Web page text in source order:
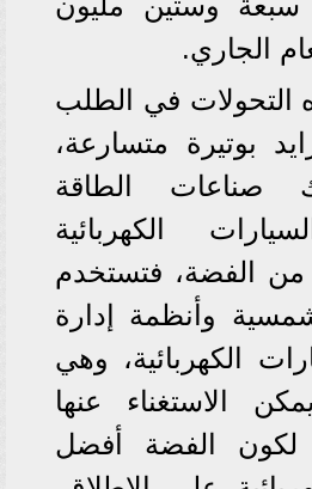
الجاري.
التحولات في الطلب
بوتيرة متسارعة،
صناعات الطاقة
الكهربائية
من الفضة، فتستخدم
وأنظمة إدارة
الكهربائية، وهي
الاستغناء عنها
لكون الفضة أفضل